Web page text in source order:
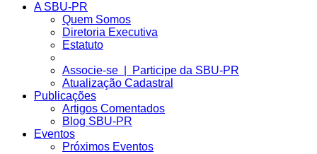
A SBU-PR
Quem Somos
Diretoria Executiva
Estatuto
Associe-se | Participe da SBU-PR
Atualização Cadastral
Publicações
Artigos Comentados
Blog SBU-PR
Eventos
Próximos Eventos